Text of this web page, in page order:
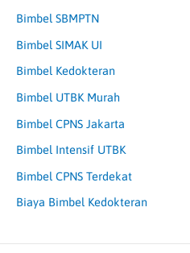
Bimbel SBMPTN
Bimbel SIMAK UI
Bimbel Kedokteran
Bimbel UTBK Murah
Bimbel CPNS Jakarta
Bimbel Intensif UTBK
Bimbel CPNS Terdekat
Biaya Bimbel Kedokteran